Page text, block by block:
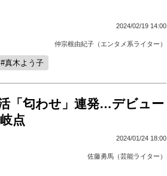
2024/02/19 14:00
仲宗根由紀子（エンタメ系ライター）
真木よう子
「匂わせ」連発…デビュー
点
2024/01/24 18:00
佐藤勇馬（芸能ライター）